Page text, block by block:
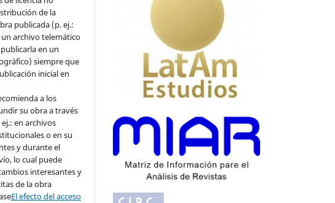
de la
publicada (p. ej.:
archivo telemático
en un
siempre que
inicial en
a los
su obra a través
en archivos
o en su
y durante el
lo cual puede
interesantes y
de la obra
El efecto del acceso